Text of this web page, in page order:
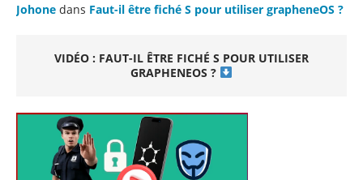
Johone dans Faut-il être fiché S pour utiliser grapheneOS ?
VIDÉO : FAUT-IL ÊTRE FICHÉ S POUR UTILISER
GRAPHENEOS ?